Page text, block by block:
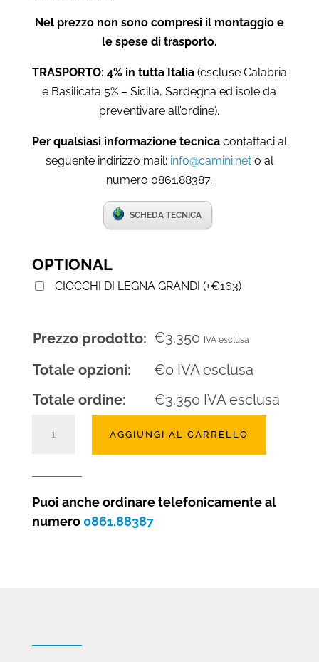
Nel prezzo non sono compresi il montaggio e
le spese di trasporto.
TRASPORTO: 4% in tutta Italia (escluse Calabria
e Basilicata 5% – Sicilia, Sardegna ed isole da
preventivare all’ordine).
Per qualsiasi informazione tecnicacontattaci al
seguente indirizzo mail: info@camini.neto al
numero 0861.88387.
SCHEDA TECNICA
OPTIONAL
CIOCCHI DI LEGNA GRANDI (+€163)
Prezzo prodotto: €3.350 IVA esclusa
Totale opzioni: €0 IVA esclusa
Totale ordine:
€3.350 IVA esclusa
180
quantità
AGGIUNGI AL CARRELLO
Puoi anche ordinare telefonicamente al
numero 0861.88387